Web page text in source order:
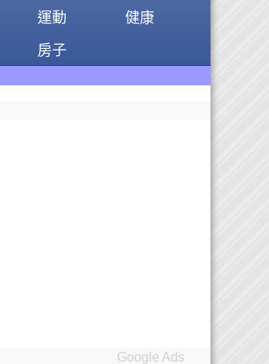
運動
健康
房子
Google Ads